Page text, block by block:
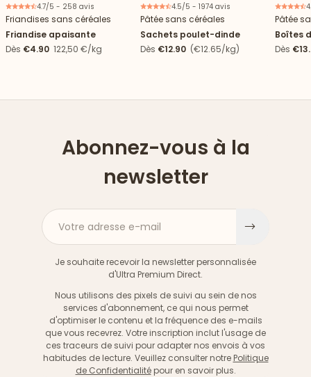
4.7/5 - 258 avis
Friandises sans céréales
Friandise apaisante
Dès €4.90 122,50 €/kg
4.5/5 - 1974 avis
Pâtée sans céréales
Sachets poulet-dinde
Dès €12.90 (€12.65/kg)
Pâtée
Boîtes
Dès
Abonnez-vous à la
newsletter
Votre adresse e-mail
Je souhaite recevoir la newsletter personnalisée
d'Ultra Premium Direct.
Nous utilisons des pixels de suivi au sein de nos
services d'abonnement, ce qui nous permet
d'optimiser le contenu et la fréquence des e-mails
que vous recevrez. Votre inscription inclut l'usage de
ces traceurs de suivi pour adapter nos envois à vos
habitudes de lecture. Veuillez consulter notre Politique
de Confidentialitépour en savoir plus.